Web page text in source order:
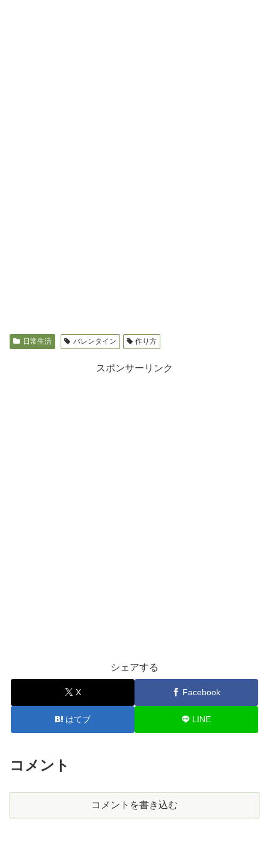
日常生活 バレンタイン 作り方
スポンサーリンク
シェアする
X Facebook
はてブ LINE
コメント
コメントを書き込む